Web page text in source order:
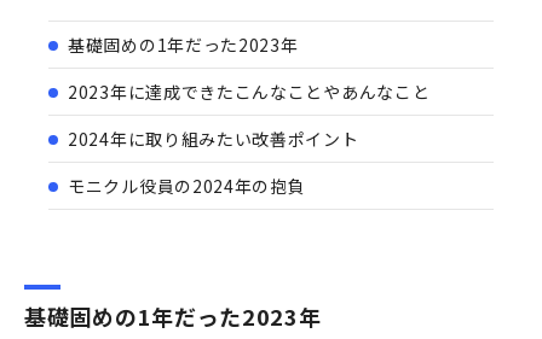
基礎固めの1年だった2023年
2023年に達成できたこんなことやあんなこと
2024年に取り組みたい改善ポイント
モニクル役員の2024年の抱負
基礎固めの1年だった2023年